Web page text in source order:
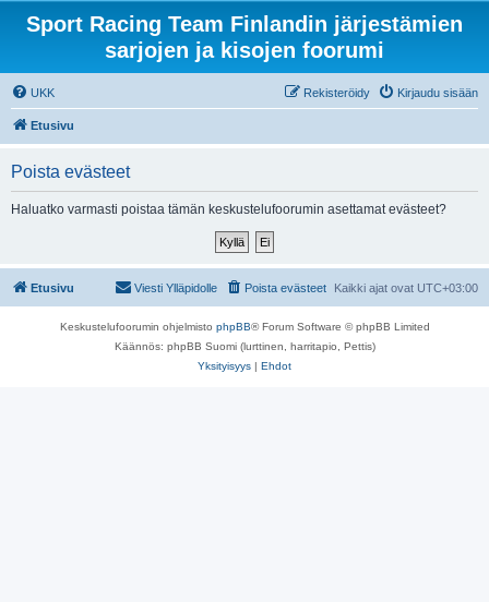
Sport Racing Team Finlandin järjestämien
sarjojen ja kisojen foorumi
UKK Kirjaudu sisään
Rekisteröidy
Etusivu
Poista evästeet
Haluatko varmasti poistaa tämän keskustelufoorumin asettamat evästeet?
Etusivu Kaikki ajat ovat UTC+03:00
Poista evästeet
Viesti Ylläpidolle
Keskustelufoorumin ohjelmisto phpBB® Forum Software © phpBB Limited
Käännös: phpBB Suomi (lurttinen, harritapio, Pettis)
Yksityisyys | Ehdot